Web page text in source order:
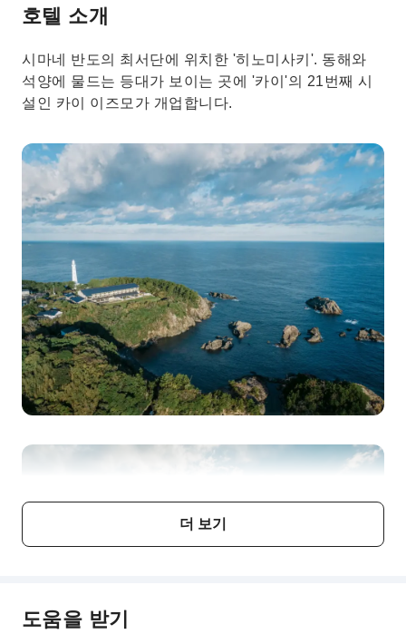
호텔 소개
시마네 반도의 최서단에 위치한 '히노미사키'. 동해와
석양에 물드는 등대가 보이는 곳에 '카이'의 21번째 시
설인 카이 이즈모가 개업합니다.
더 보기
도움을 받기